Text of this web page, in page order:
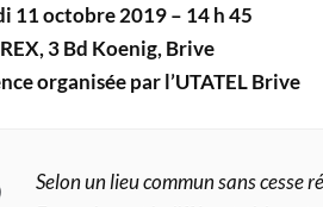
11 octobre 2019 – 14 h 45
3 Bd Koenig, Brive
organisée par l’UTATEL Brive
Selon un lieu commun sans cesse